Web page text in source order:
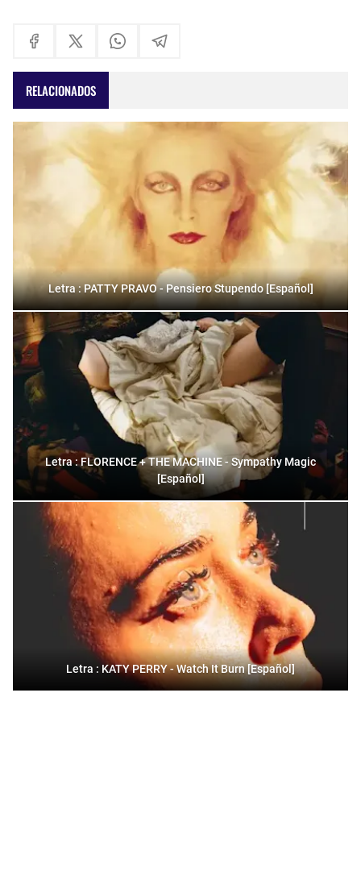
RELACIONADOS
Letra : PATTY PRAVO - Pensiero Stupendo [Español]
Letra : FLORENCE + THE MACHINE - Sympathy Magic
[Español]
Letra : KATY PERRY - Watch It Burn [Español]